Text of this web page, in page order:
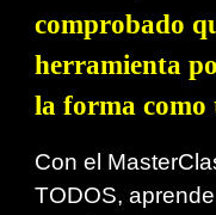
comprobado
herramienta
la forma como
Con el
TODOS,